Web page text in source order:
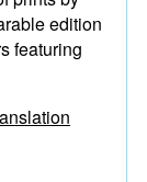
edition
featuring